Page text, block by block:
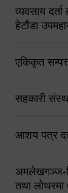
व्यवसाय
हेटौंडा
एकिकृत
सहकारी
आशय पत्र
अमलेखगञ्ज-
तथा लोथरमा